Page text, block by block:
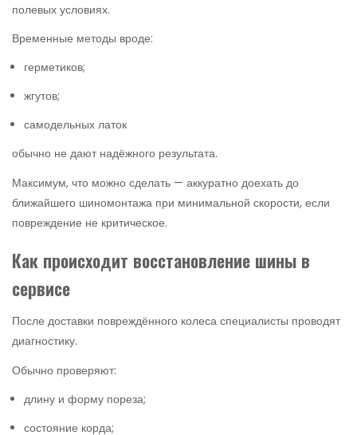
полевых условиях.
Временные методы вроде:
герметиков;
жгутов;
самодельных латок
обычно не дают надёжного результата.
Максимум, что можно сделать — аккуратно доехать до
ближайшего шиномонтажа при минимальной скорости, если
повреждение не критическое.
Как происходит восстановление шины в
сервисе
После доставки повреждённого колеса специалисты проводят
диагностику.
Обычно проверяют:
длину и форму пореза;
состояние корда;